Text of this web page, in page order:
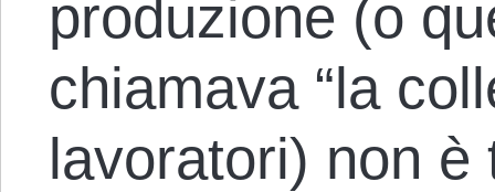
produzione (o
chiamava “la
lavoratori) non è